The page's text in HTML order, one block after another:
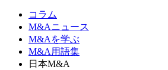
コラム
M&Aニュース
M&Aを学ぶ
M&A 用語集
日本M&A